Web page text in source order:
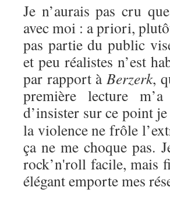
Je n’aurais pas cru
avec moi : a priori,
pas partie du public
et peu réalistes n’est
par rapport àBerzerk,
première lecture
d’insister sur ce point
la violence ne frôle
ça ne me choque pas.
rock’n'roll facile, mais
élégant emporte mes